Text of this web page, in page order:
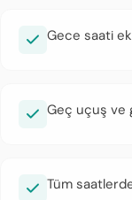
Gece saati
Geç uçuş ve
Tüm